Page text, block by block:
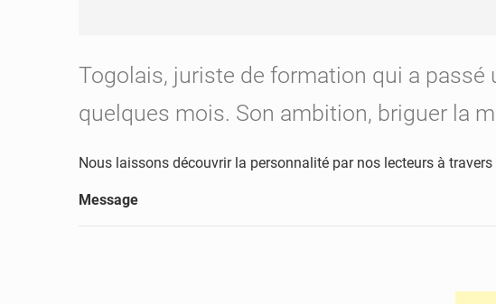
Togolais, juriste de formation qui a
quelques mois. Son ambition, briguer la
Nous laissons découvrir la personnalité par nos lecteurs à
Message